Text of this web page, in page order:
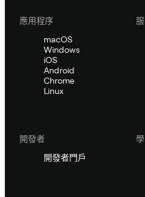
應用程序
macOS
Windows
iOS
Android
Chrome
Linux
開發者
開發者門戶